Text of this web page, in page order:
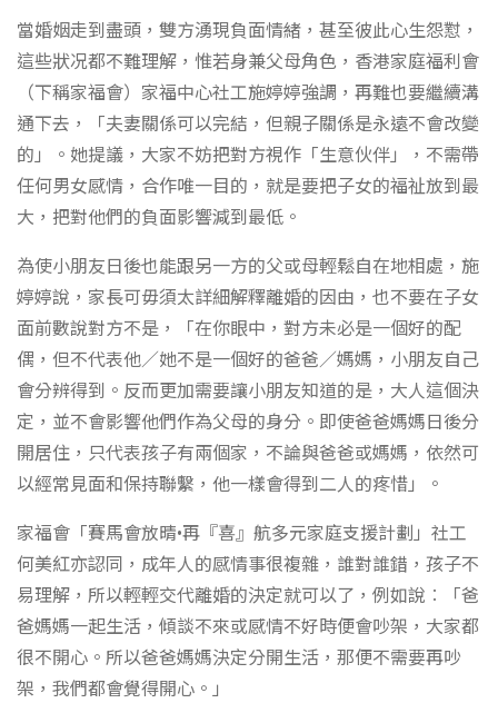
當婚姻走到盡頭，雙方湧現負面情緒，甚至彼此心生怨懟，
這些狀况都不難理解，惟若身兼父母角色，香港家庭福利會
（下稱家福會）家福中心社工施婷婷強調，再難也要繼續溝
通下去，「夫妻關係可以完結，但親子關係是永遠不會改變
的」。她提議，大家不妨把對方視作「生意伙伴」，不需帶
任何男女感情，合作唯一目的，就是要把子女的福祉放到最
大，把對他們的負面影響減到最低。
為使小朋友日後也能跟另一方的父或母輕鬆自在地相處，施
婷婷說，家長可毋須太詳細解釋離婚的因由，也不要在子女
面前數說對方不是，「在你眼中，對方未必是一個好的配
偶，但不代表他／她不是一個好的爸爸／媽媽，小朋友自己
會分辨得到。反而更加需要讓小朋友知道的是，大人這個決
定，並不會影響他們作為父母的身分。即使爸爸媽媽日後分
開居住，只代表孩子有兩個家，不論與爸爸或媽媽，依然可
以經常見面和保持聯繫，他一樣會得到二人的疼惜」。
家福會「賽馬會放晴•再『喜』航多元家庭支援計劃」社工
何美紅亦認同，成年人的感情事很複雜，誰對誰錯，孩子不
易理解，所以輕輕交代離婚的決定就可以了，例如說︰「爸
爸媽媽一起生活，傾談不來或感情不好時便會吵架，大家都
很不開心。所以爸爸媽媽決定分開生活，那便不需要再吵
架，我們都會覺得開心。」